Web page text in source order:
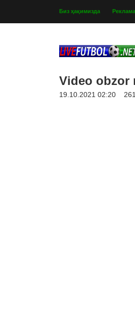
Биз ҳақимизда Реклама
Video obzor
19.10.2021 02:20